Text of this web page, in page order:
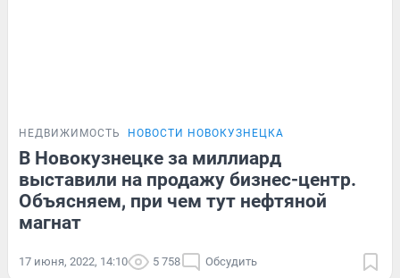
НЕДВИЖИМОСТЬ НОВОСТИ НОВОКУЗНЕЦКА
В Новокузнецке за миллиард
выставили на продажу бизнес-центр.
Объясняем, при чем тут нефтяной
магнат
17 июня, 2022, 14:10 5 758 Обсудить